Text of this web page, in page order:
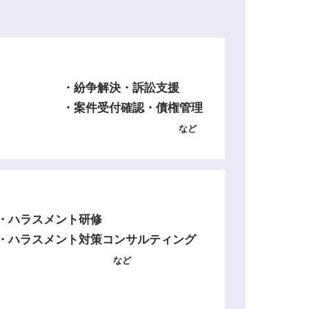
・紛争解決・訴訟支援
・案件受付確認・債権管理
など
ハラスメント研修
ハラスメント対策コンサルティング
ど